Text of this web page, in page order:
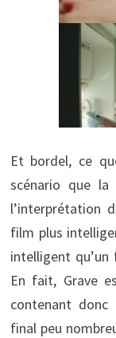
Et bordel, ce
scénario que
l’interprétation
film plus
intelligent
En fait, Grave
contenant donc
final peu